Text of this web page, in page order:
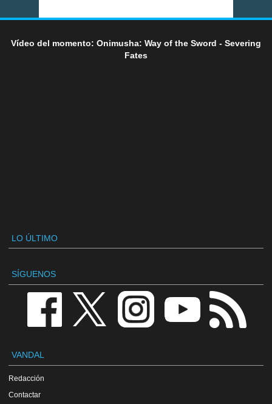
Vídeo del momento: Onimusha: Way of the Sword - Severing
Fates
LO ÚLTIMO
SÍGUENOS
VANDAL
Redacción
Contactar